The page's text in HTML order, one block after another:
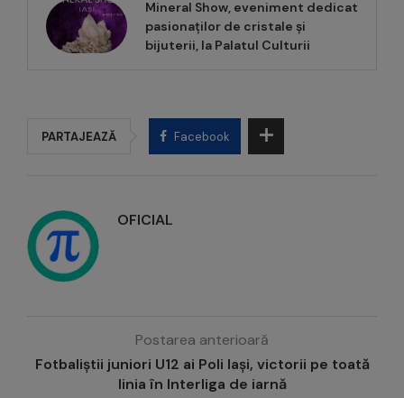
Mineral Show, eveniment dedicat
pasionaților de cristale și
bijuterii, la Palatul Culturii
PARTAJEAZĂ Facebook
OFICIAL
Postarea anterioară
Fotbaliștii juniori U12 ai Poli Iași, victorii pe toată
linia în Interliga de iarnă